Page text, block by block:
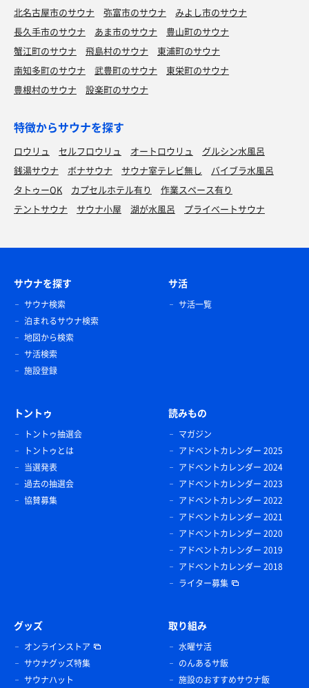
北名古屋市のサウナ
弥富市のサウナ
みよし市のサウナ
長久手市のサウナ
あま市のサウナ
豊山町のサウナ
蟹江町のサウナ
飛島村のサウナ
東浦町のサウナ
南知多町のサウナ
武豊町のサウナ
東栄町のサウナ
豊根村のサウナ
設楽町のサウナ
特徴からサウナを探す
ロウリュ セルフロウリュ オートロウリュ
グルシン水風呂
銭湯サウナ
ボナサウナ サウナ室テレビ無し
バイブラ水風呂
タトゥーOK
カプセルホテル有り
作業スペース有り
テントサウナ
サウナ小屋 湖が水風呂 プライベートサウナ
サウナを探す
サウナ検索
泊まれるサウナ検索
地図から検索
サ活検索
施設登録
サ活
サ活一覧
トントゥ
トントゥ抽選会
トントゥとは
当選発表
過去の抽選会
協賛募集
読みもの
マガジン
アドベントカレンダー 2025
アドベントカレンダー 2024
アドベントカレンダー 2023
アドベントカレンダー 2022
アドベントカレンダー 2021
アドベントカレンダー 2020
アドベントカレンダー 2019
アドベントカレンダー 2018
ライター募集
グッズ
オンラインストア
サウナグッズ特集
サウナハット
取り組み
水曜サ活
のんあるサ飯
施設のおすすめサウナ飯